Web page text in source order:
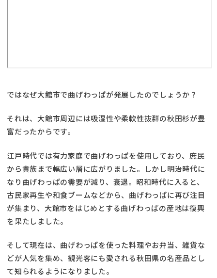
ではなぜ大館市で曲げわっぱが発展したのでしょうか？
それは、大館市周辺には吸湿性や柔軟性抜群の秋田杉が豊
富だったからです。
江戸時代では有力家庭で曲げわっぱを使用しており、庶民
から貴族まで幅広い層に広がりました。しかし明治時代に
なり曲げわっぱの需要が減り、衰退。昭和時代に入ると、
古民家再生や和食ブームなどから、曲げわっぱに再び注目
が集まり、大館市をはじめとする曲げわっぱの産地は復興
を果たしました。
そして現在は、曲げわっぱを使った料理やお弁当、雑貨な
どが人気を集め、観光客にも愛される秋田県の名産品とし
て知られるようになりました。